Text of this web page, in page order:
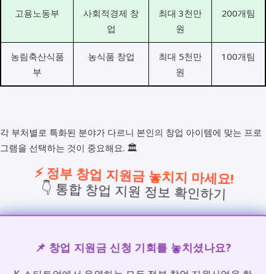
고용노동부
사회적경제 창
업
최대 3천만
원
200개팀
농림축산식품
부
농식품 창업
최대 5천만
원
100개팀
각 부처별로 특화된 분야가 다르니 본인의 창업 아이템에 맞는 프로
그램을 선택하는 것이 중요해요. 🏛️
⚡ 정부 창업 지원금 놓치지 마세요!
👇 통합 창업 지원 정보 확인하기
📌 창업 지원금 신청 기회를 놓치셨나요?